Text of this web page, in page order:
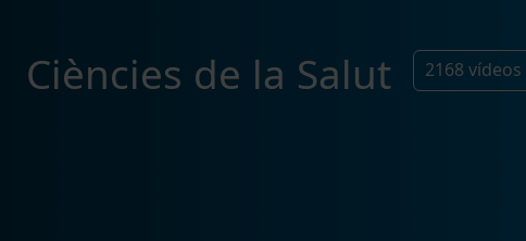
Ciències de la Salut 2168 vídeos